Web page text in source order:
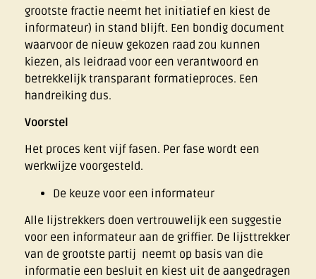
grootste fractie neemt het initiatief en kiest de
informateur) in stand blijft. Een bondig document
waarvoor de nieuw gekozen raad zou kunnen
kiezen, als leidraad voor een verantwoord en
betrekkelijk transparant formatieproces. Een
handreiking dus.
Voorstel
Het proces kent vijf fasen. Per fase wordt een
werkwijze voorgesteld.
De keuze voor een informateur
Alle lijstrekkers doen vertrouwelijk een suggestie
voor een informateur aan de griffier. De lijsttrekker
van de grootste partij neemt op basis van die
informatie een besluit en kiest uit de aangedragen